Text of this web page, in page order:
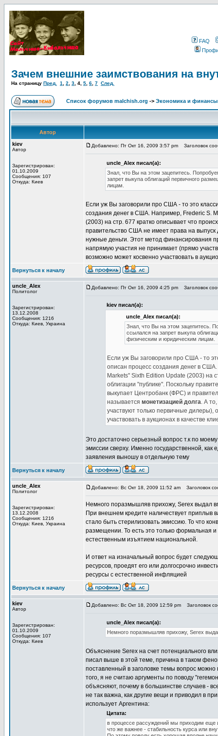
FAQ
Зачем внешние заимствования на
На страницу Пред. 1 2 3 4 5 6 7 След.
Список форумов malchish.org -> Экономика и финансы
Автор
kiev
Автор
Зарегистрирован:
01.10.2009
Сообщения: 107
Откуда: Киев
Добавлено: Пт Окт 16, 2009 3:57 pm Заголовок
uncle_Alex писал(а):
Знал, что Вы на этом зацепитесь.
запрет выкупа облигаций первичного
лицам.
Если уж Вы заговорили про США - то это
создания денег в США. Например, Frederic S.
(2003) на стр. 677 кратко описывает что
правительство США не имеет права на выпуск
нужные деньги. Этот метод финансирования
напрямую участия не принимает (прямо
возможно может косвенно участвовать в
Вернуться к началу
uncle_Alex
Политолог
Зарегистрирован:
13.12.2008
Сообщения: 1216
Откуда: Киев, Украина
Добавлено: Пт Окт 16, 2009 4:25 pm Заголовок
kiev писал(а):
uncle_Alex писал(а):
Знал, что Вы на этом зацепитесь.
ссылался на запрет выкупа
физическим и юридическим лицам.
Если уж Вы заговорили про США - то
описан процесс создания денег в
Markets" Sixth Edition Update (2003) на
облигации "публике". Поскольку
выкупает Центробанк (ФРС) и
называется монетизацией долга. А
участвуют только первичные дилеры),
участвовать в аукционах в качестве
Это достаточно серьезный вопрос т.к по
эмиссии сверху. Именно государственной, как
заявления выношу в отдельную тему
Вернуться к началу
uncle_Alex
Политолог
Зарегистрирован:
13.12.2008
Сообщения: 1216
Откуда: Киев, Украина
Добавлено: Вс Окт 18, 2009 11:52 am Заголовок
Немного поразмышляв прихожу, Serex выдал
При внешнем кредите наличествует приплыв
стало быть стерилизовать эмиссию. То что
размещении. То есть это только формальная
естественным изъятием национальной.
И ответ на изначальный вопрос будет
ресурсов, проедят его или долгосрочно
ресурсы с естественной инфляцией
Вернуться к началу
kiev
Автор
Зарегистрирован:
01.10.2009
Сообщения: 107
Откуда: Киев
Добавлено: Вс Окт 18, 2009 12:59 pm Заголовок
uncle_Alex писал(а):
Немного поразмышляв прихожу, Serex
Объяснение Serex на счет потенциального
писал выше в этой теме, причина в таком
поставленный в заголовке темы вопрос можно
того, я не считаю аргументы по поводу
объясняют, почему в большинстве случаев -
не так важна, как другие вещи и приводил в
использует Аргентина:
Цитата:
в процессе рассуждений мы приходим еще
что же важнее - стабильность курса или